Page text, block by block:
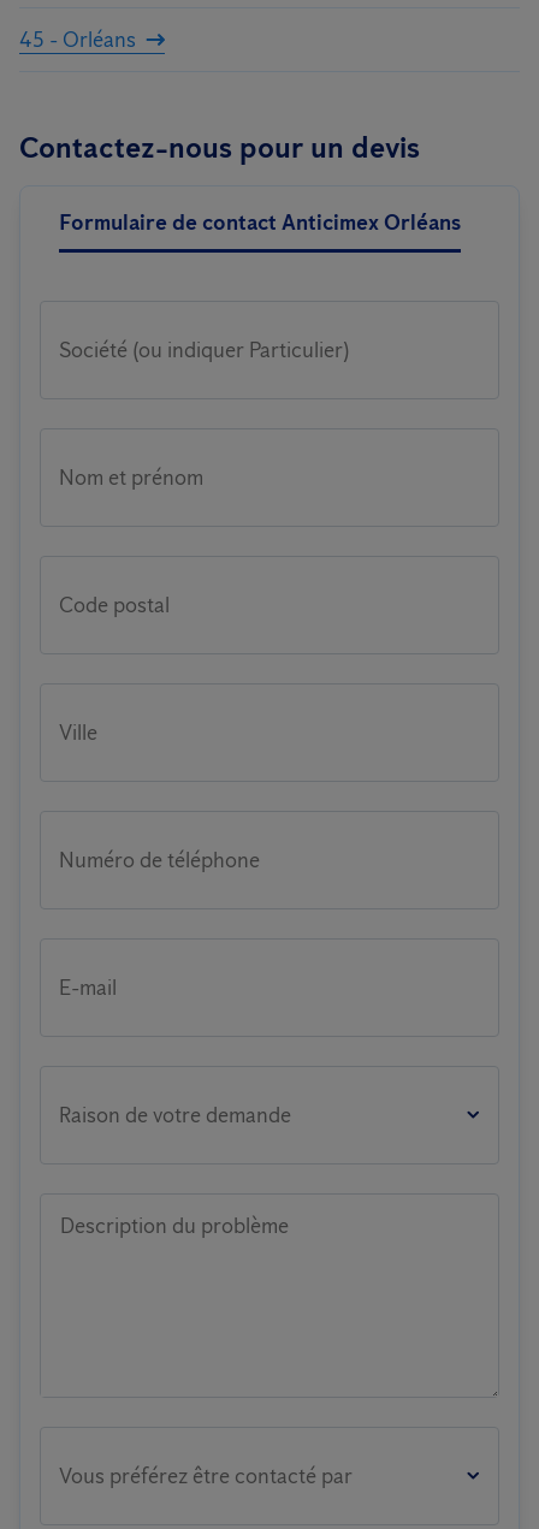
45 - Orléans
Contactez-nous pour un devis
Formulaire de contact Anticimex Orléans
Société (ou indiquer Particulier)
Nom et prénom
Code postal
Ville
Numéro de téléphone
E-mail
Raison de votre demande
Description du problème
Vous préférez être contacté par